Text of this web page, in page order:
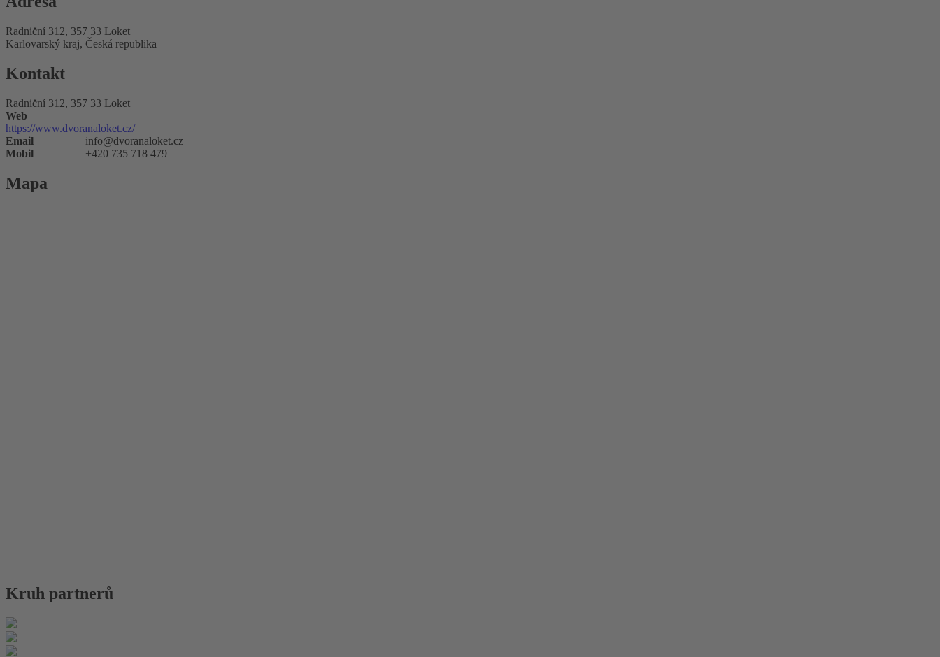
Radniční 312, 357 33 Loket
Karlovarský kraj, Česká republika
Kontakt
Radniční 312, 357 33 Loket
Web
https://www.dvoranaloket.cz/
Email
info@dvoranaloket.cz
Mobil
+420 735 718 479
Mapa
Kruh partnerů